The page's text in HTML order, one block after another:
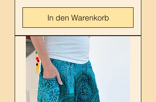
In den Warenkorb